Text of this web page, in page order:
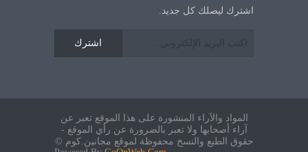
اشترك ليصلك كل جديد.
اشترك
المواد والآراء المنشورة على هذا الموقع تعبر عن
آراء أصحابها ولا تعبر بالضرورة عن رأي الموقع -
حقوق الطبع والنسخ محفوظة لموقع مجانين.كوم ©